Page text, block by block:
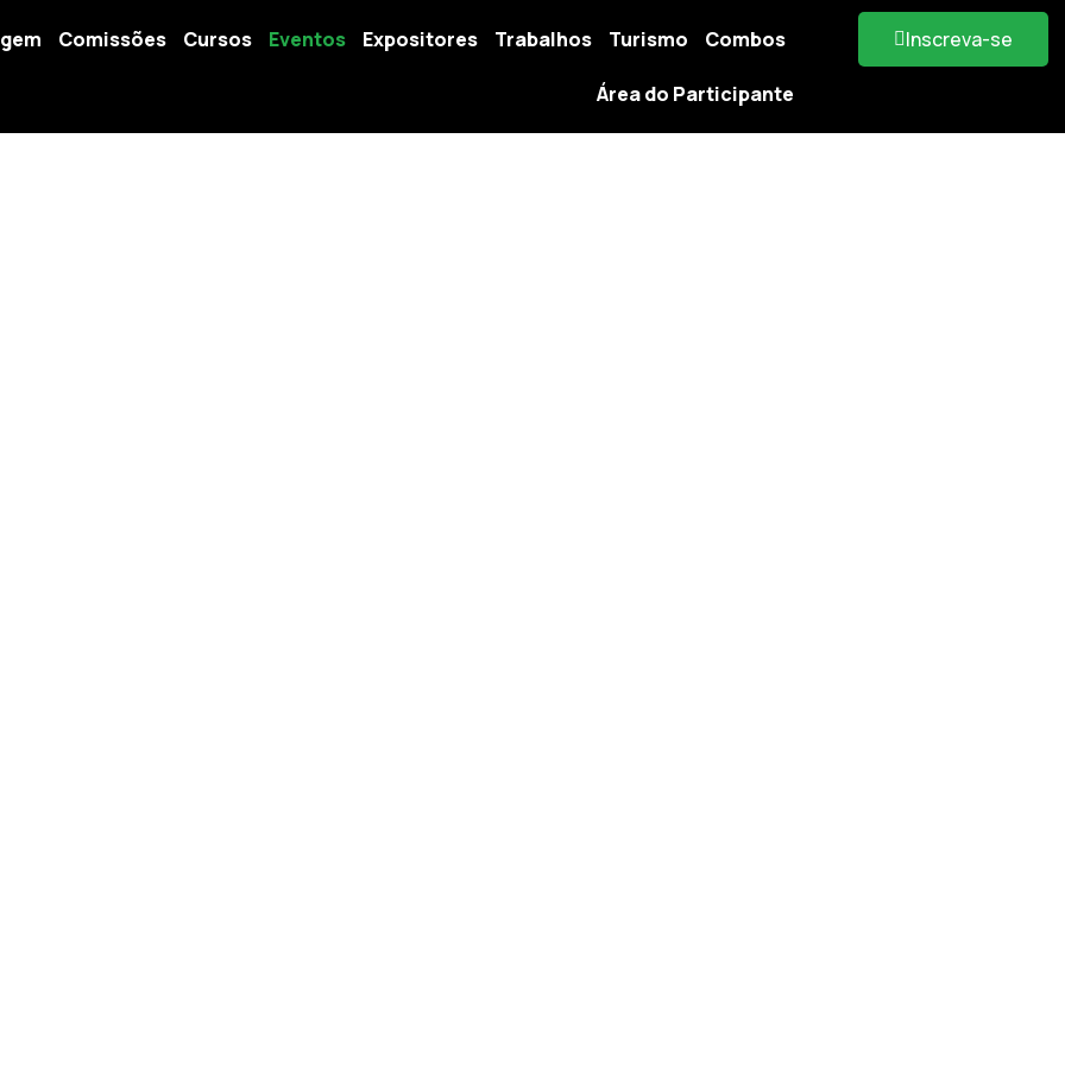
Comissões Cursos Eventos Expositores Trabalhos Turismo Combos
Área do Participante
Inscreva-se